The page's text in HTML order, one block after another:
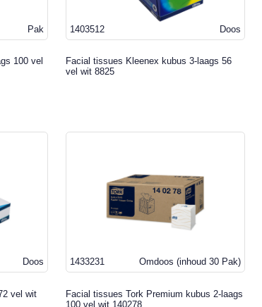
Pak
100 vel
Doos
1403512
Facial tissues Kleenex kubus 3-laags 56
vel wit 8825
Doos
vel wit
Omdoos(inhoud 30 Pak)
1433231
Facial tissues Tork Premium kubus 2-laags
100 vel wit 140278